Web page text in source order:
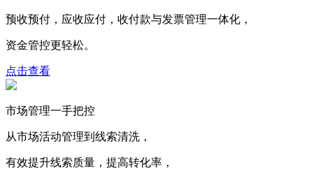
预收预付，应收应付，收付款与发票管理一体化，
资金管控更轻松。
点击查看
市场管理一手把控
从市场活动管理到线索清洗，
有效提升线索质量，提高转化率，